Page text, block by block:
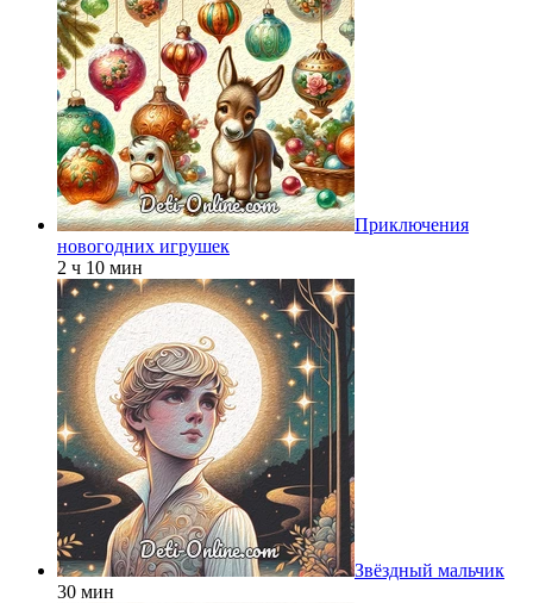
Приключения
новогодних игрушек
2 ч 10 мин
Звёздный мальчик
30 мин